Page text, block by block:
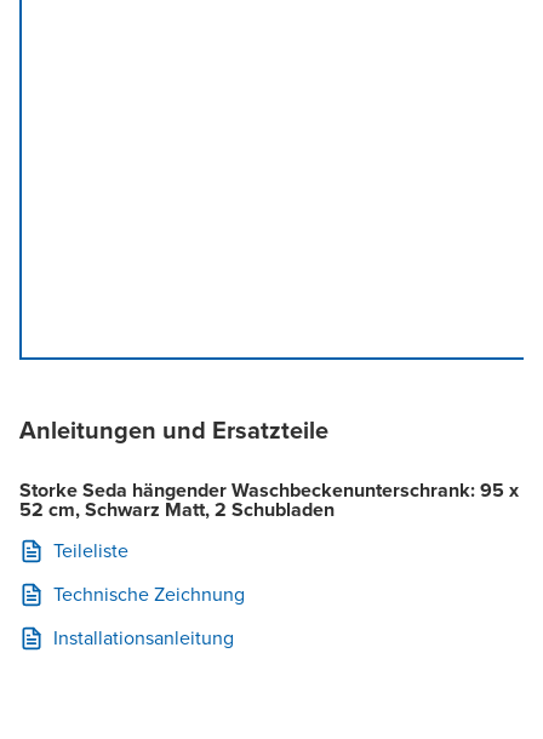
Anleitungen und Ersatzteile
Storke Seda hängender Waschbeckenunterschrank: 95 x
52 cm, Schwarz Matt, 2 Schubladen
Teileliste
Technische Zeichnung
Installationsanleitung